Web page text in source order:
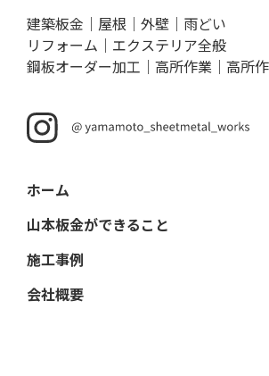
建築板金｜屋根｜外壁｜雨どい
リフォーム｜エクステリア全般
鋼板オーダー加工｜高所作業｜高所
ホーム
山本板金ができること
施工事例
会社概要